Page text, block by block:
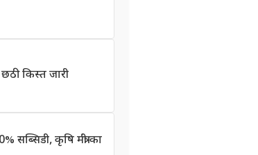
किस्त जारी
कृषि मंत्री का